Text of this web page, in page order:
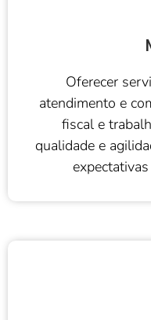
Oferecer
atendimento e
fiscal e
qualidade e